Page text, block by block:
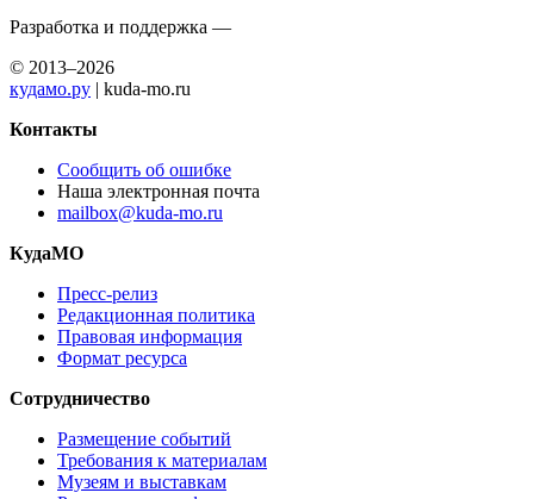
Разработка и поддержка —
© 2013–2026
кудамо.ру | kuda-mo.ru
Контакты
Сообщить об ошибке
Наша электронная почта
mailbox@kuda-mo.ru
КудаМО
Пресс-релиз
Редакционная политика
Правовая информация
Формат ресурса
Сотрудничество
Размещение событий
Требования к материалам
Музеям и выставкам